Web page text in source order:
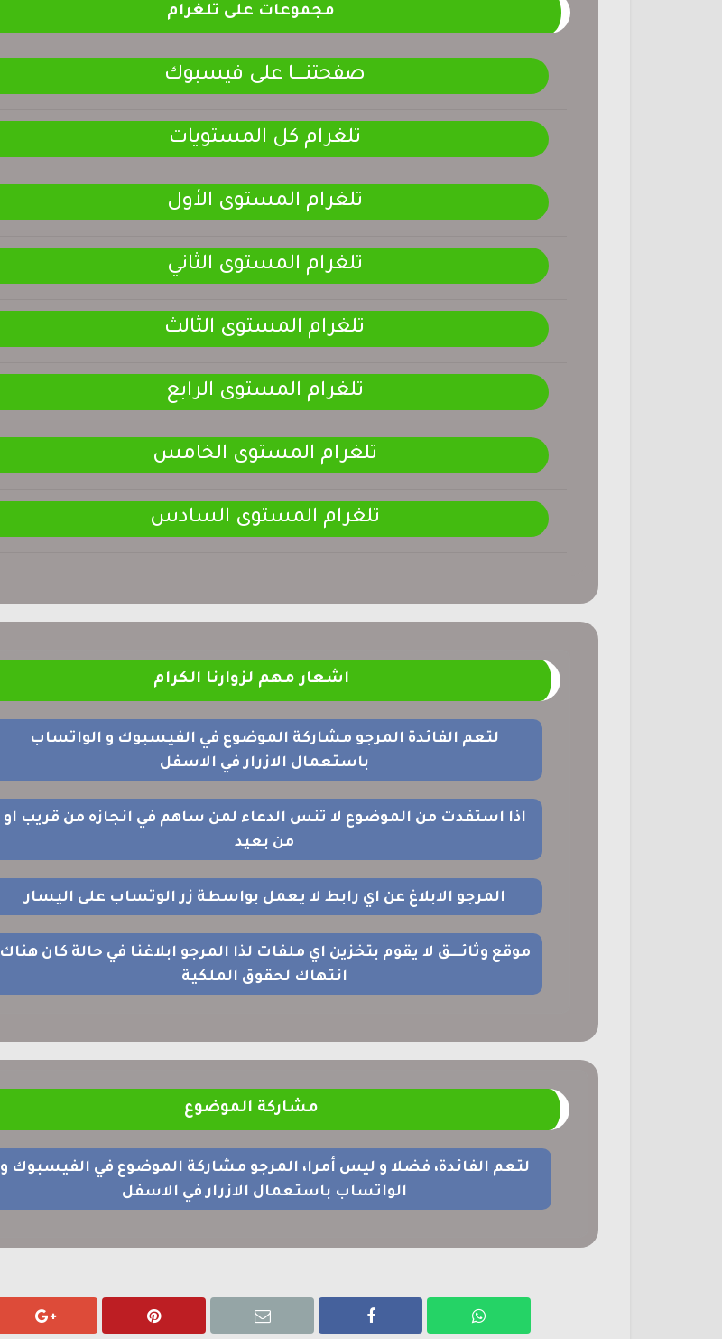
مجموعات على تلغرام
صفحتنــــــا على فيسبوك
تلغرام كل المستويات
تلغرام المستوى الأول
تلغرام المستوى الثاني
تلغرام المستوى الثالث
تلغرام المستوى الرابع
تلغرام المستوى الخامس
تلغرام المستوى السادس
اشعار مهم لزوارنا الكرام
لتعم الفائدة المرجو مشاركة الموضوع في الفيسبوك و الواتساب
باستعمال الازرار في الاسفل
اذا استفدت من الموضوع لا تنس الدعاء لمن ساهم في انجازه من قريب او
من بعيد
المرجو الابلاغ عن اي رابط لا يعمل بواسطة زر الوتساب على اليسار
موقع وثائــــق لا يقوم بتخزين اي ملفات لذا المرجو ابلاغنا في حالة كان هناك
انتهاك لحقوق الملكية
مشاركة الموضوع
لتعم الفائدة، فضلا و ليس أمرا، المرجو مشاركة الموضوع في الفيسبوك و
الواتساب باستعمال الازرار في الاسفل